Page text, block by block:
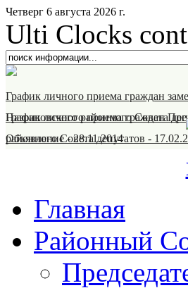
Четверг 6 августа 2026 г.
Ulti Clocks
График личного приема граждан
Назрановского районного Совета
График личного приема граждан
районного Совета депутатов -
Объявление-28.11.2014
Главная
Районный